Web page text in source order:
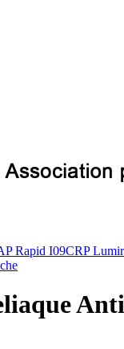
Rapid I09CRP